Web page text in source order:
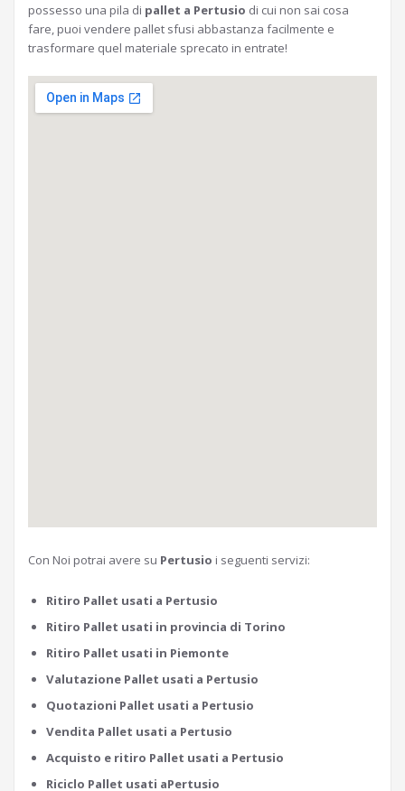
possesso una pila di pallet a Pertusio di cui non sai cosa
fare, puoi vendere pallet sfusi abbastanza facilmente e
trasformare quel materiale sprecato in entrate!
Con Noi potrai avere su Pertusio i seguenti servizi:
Ritiro Pallet usati a Pertusio
Ritiro Pallet usati in provincia di Torino
Ritiro Pallet usati in Piemonte
Valutazione Pallet usati a Pertusio
Quotazioni Pallet usati a Pertusio
Vendita Pallet usati a Pertusio
Acquisto e ritiro Pallet usati a Pertusio
Riciclo Pallet usati aPertusio